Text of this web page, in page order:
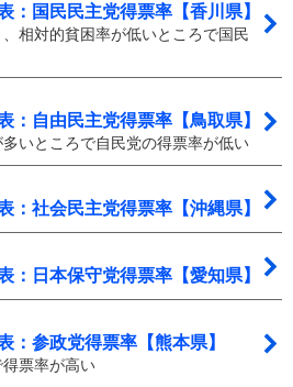
：国民民主党得票率【香川県】
相対的貧困率が低いところで国民
：自由民主党得票率【鳥取県】
いところで自民党の得票率が低い
：社会民主党得票率【沖縄県】
：日本保守党得票率【愛知県】
：参政党得票率【熊本県】
票率が高い